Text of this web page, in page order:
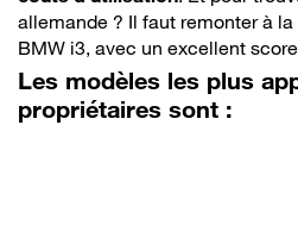
allemande ? Il faut remonter à
BMW i3, avec un excellent
Les modèles les plus
propriétaires sont :